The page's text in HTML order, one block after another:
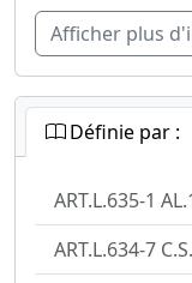
Afficher plus
Définie par :
ART.L.635-1
ART.L.634-7